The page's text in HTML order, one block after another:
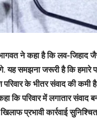
ने कहा है कि लव-जिहाद
समझना जरूरी है कि हमारे
के भीतर संवाद की कमी
कि परिवार में लगातार संवाद
प्रभावी कार्रवाई